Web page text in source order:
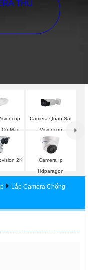
THỦ
Có Màu
Camera Quan Sát
Visioncop
Camera Kbvision 2K
Camera Ip
Hdparagon
Lắp Camera Chống